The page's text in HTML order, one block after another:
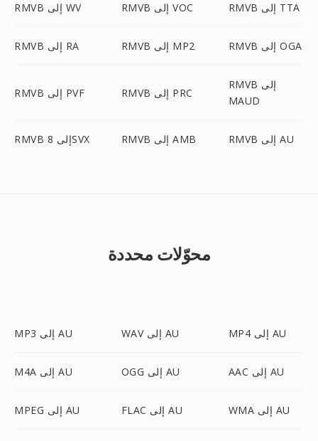
RMVB إلى WV RMVB إلى VOC RMVB إلى TTA
RMVB إلى RA RMVB إلى MP2 RMVB إلى OGA
RMVB إلى PVF RMVB إلى PRC
RMVB إلى
MAUD
RMVB إلى 8SVX RMVB إلى AMB RMVB إلى AU
محوّلات محددة
MP3 إلى AU WAV إلى AU MP4 إلى AU
M4A إلى AU OGG إلى AU AAC إلى AU
MPEG إلى AU FLAC إلى AU WMA إلى AU